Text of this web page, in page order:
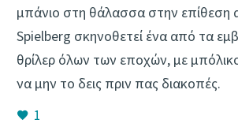
μπάνιο στη θάλασσα στην επίθεση
Spielberg σκηνοθετεί ένα από τα
θρίλερ όλων των εποχών, με
να μην το δεις πριν πας διακοπές.
1